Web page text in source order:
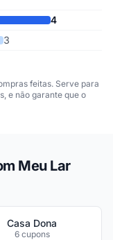
4
3
feitas. Serve para
e não garante que o
Meu Lar
Casa Dona
6 cupons